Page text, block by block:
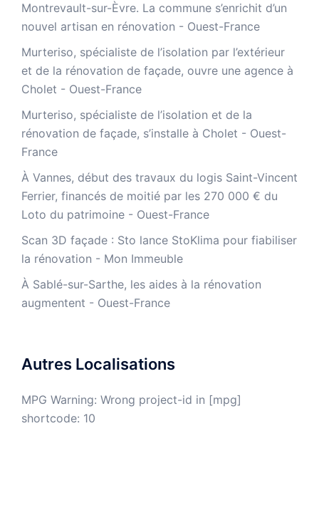
Montrevault-sur-Èvre. La commune s’enrichit d’un
nouvel artisan en rénovation - Ouest-France
Murteriso, spécialiste de l’isolation par l’extérieur
et de la rénovation de façade, ouvre une agence à
Cholet - Ouest-France
Murteriso, spécialiste de l’isolation et de la
rénovation de façade, s’installe à Cholet - Ouest-
France
À Vannes, début des travaux du logis Saint-Vincent
Ferrier, financés de moitié par les 270 000 € du
Loto du patrimoine - Ouest-France
​Scan 3D façade : Sto lance StoKlima pour fiabiliser
la rénovation - Mon Immeuble
À Sablé-sur-Sarthe, les aides à la rénovation
augmentent - Ouest-France
Autres Localisations
MPG Warning: Wrong project-id in [mpg]
shortcode: 10